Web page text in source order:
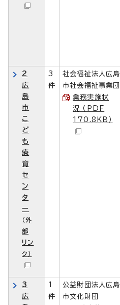
2
広
島
市
こ
ど
も
療
育
セ
ン
タ
ー
（外
部
リン
ク）
3
件
社会福祉法人広島
市社会福祉事業団
業務実施状
況 （PDF
170.8KB）
3
広
1
件
公益財団法人広島
市文化財団